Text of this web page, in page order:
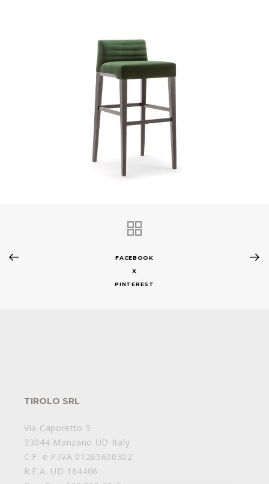
FACEBOOK
X
PINTEREST
TIROLO SRL
Via Caporetto 5
33044 Manzano UD Italy
C.F. e P.IVA 01265600302
R.E.A. UD 164406